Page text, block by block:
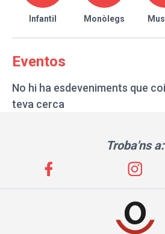
Infantil Monòlegs
Eventos
No hi ha esdeveniments que
teva cerca
Troba'ns a: